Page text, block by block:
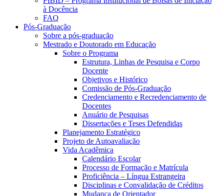
à Docência
FAQ
Pós-Graduação
Sobre a pós-graduação
Mestrado e Doutorado em Educação
Sobre o Programa
Estrutura, Linhas de Pesquisa e Corpo
Docente
Objetivos e Histórico
Comissão de Pós-Graduação
Credenciamento e Recredenciamento de
Docentes
Anuário de Pesquisas
Dissertações e Teses Defendidas
Planejamento Estratégico
Projeto de Autoavaliação
Vida Acadêmica
Calendário Escolar
Processo de Formação e Matrícula
Proficiência – Língua Estrangeira
Disciplinas e Convalidação de Créditos
Mudança de Orientador